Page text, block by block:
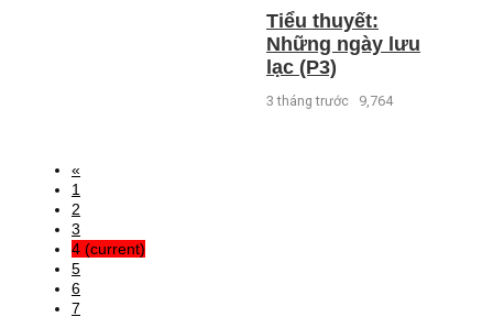
Tiểu thuyết:
Những ngày lưu
lạc (P3)
3 tháng trước 9,764
«
1
2
3
4 (current)
5
6
7